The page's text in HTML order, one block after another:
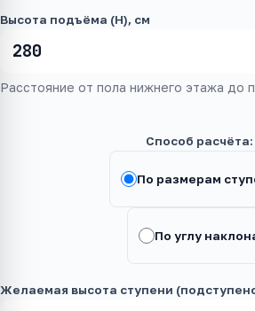
Высота подъёма (H), см
Расстояние от пола нижнего этажа до
Способ расчёта:
По размерам
По углу
Желаемая высота ступени